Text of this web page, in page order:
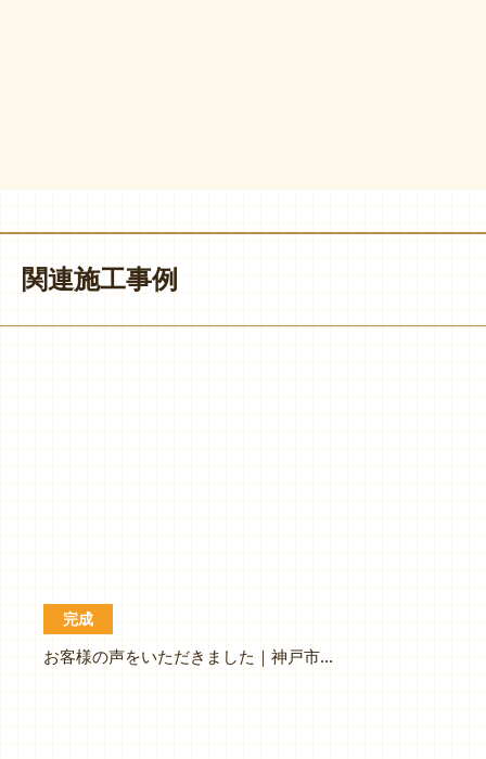
関連施工事例
完成
お客様の声をいただきました｜神戸市西区｜屋根塗装｜外壁塗装｜Ｔ様邸